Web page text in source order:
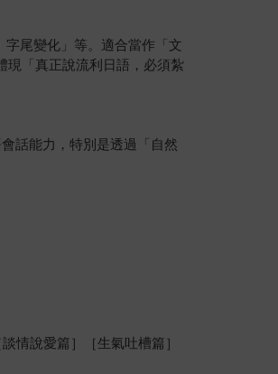
尾變化」等。適合當作「文
現「真正說流利日語，必須紮
話能力，特別是透過「自然
情說愛篇］［生氣吐槽篇］